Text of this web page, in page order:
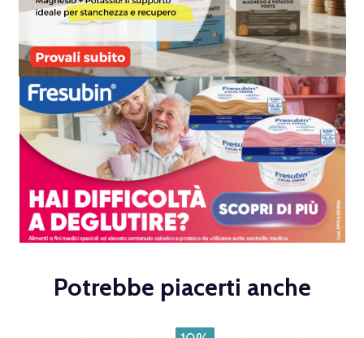
Potrebbe piacerti anche